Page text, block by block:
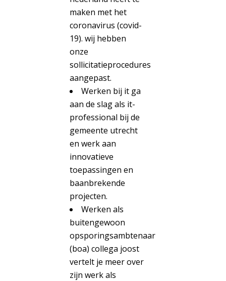
maken met het
coronavirus (covid-
19). wij hebben
onze
sollicitatieprocedures
aangepast.
Werken bij it ga
aan de slag als it-
professional bij de
gemeente utrecht
en werk aan
innovatieve
toepassingen en
baanbrekende
projecten.
Werken als
buitengewoon
opsporingsambtenaar
(boa) collega joost
vertelt je meer over
zijn werk als